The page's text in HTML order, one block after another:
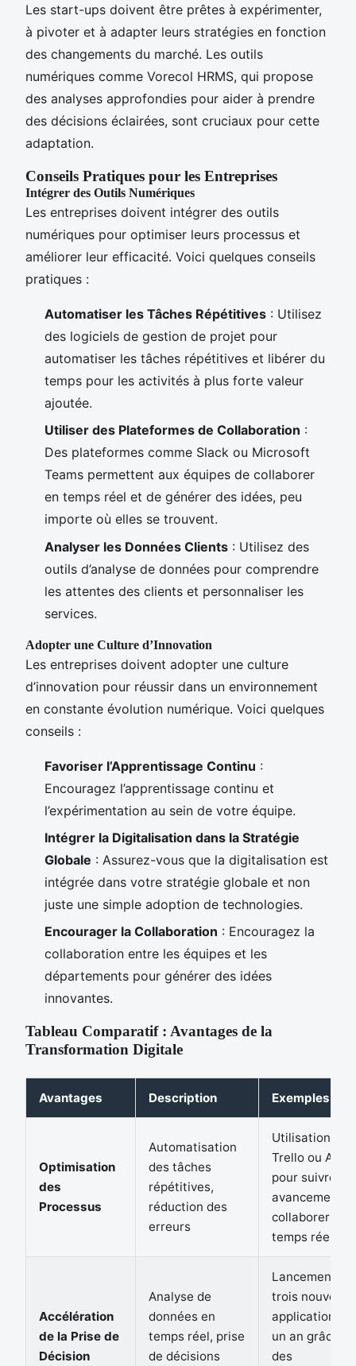
Les start-ups doivent être prêtes à expérimenter,
à pivoter et à adapter leurs stratégies en fonction
des changements du marché. Les outils
numériques comme Vorecol HRMS, qui propose
des analyses approfondies pour aider à prendre
des décisions éclairées, sont cruciaux pour cette
adaptation.
Conseils Pratiques pour les Entreprises
Intégrer des Outils Numériques
Les entreprises doivent intégrer des outils
numériques pour optimiser leurs processus et
améliorer leur efficacité. Voici quelques conseils
pratiques :
Automatiser les Tâches Répétitives : Utilisez
des logiciels de gestion de projet pour
automatiser les tâches répétitives et libérer du
temps pour les activités à plus forte valeur
ajoutée.
Utiliser des Plateformes de Collaboration :
Des plateformes comme Slack ou Microsoft
Teams permettent aux équipes de collaborer
en temps réel et de générer des idées, peu
importe où elles se trouvent.
Analyser les Données Clients : Utilisez des
outils d’analyse de données pour comprendre
les attentes des clients et personnaliser les
services.
Adopter une Culture d’Innovation
Les entreprises doivent adopter une culture
d’innovation pour réussir dans un environnement
en constante évolution numérique. Voici quelques
conseils :
Favoriser l’Apprentissage Continu :
Encouragez l’apprentissage continu et
l’expérimentation au sein de votre équipe.
Intégrer la Digitalisation dans la Stratégie
Globale : Assurez-vous que la digitalisation est
intégrée dans votre stratégie globale et non
juste une simple adoption de technologies.
Encourager la Collaboration : Encouragez la
collaboration entre les équipes et les
départements pour générer des idées
innovantes.
Tableau Comparatif : Avantages de la
Transformation Digitale
Avantages Description Exemples
Optimisation
des
Processus
Automatisation
des tâches
répétitives,
réduction des
erreurs
Utilisation de
Trello ou
pour suivre les
avancements
collaborer en
temps réel
Accélération
de la Prise de
Décision
Analyse de
données en
temps réel, prise
de décisions
Lancement de
trois nouvelles
applications
un an grâce à
des